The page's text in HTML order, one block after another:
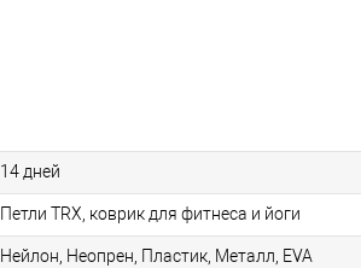
14 дней
Петли TRX, коврик для фитнеса и йоги
Нейлон, Неопрен, Пластик, Металл, EVA